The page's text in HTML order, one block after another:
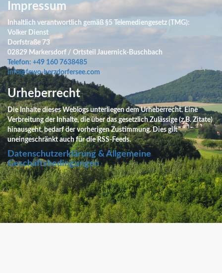
Impressum
Inhaltlich verantwortlich gemäß §5 Telemediengesetz (TMG):
Volker Dienst
Dorfstraße 73
02829 Markersdorf / Ortsteil Jauernick-Buschbach
Telefon: +49 160 7638485
info@fewo-berzdorfersee.com
Urheberrecht
Die Inhalte dieses Weblogs unterliegen dem Urheberrecht. Eine
Verbreitung der Inhalte, die über das gesetzlich Zulässige (z.B. Zitate)
hinausgeht, bedarf der vorherigen Zustimmung. Dies gilt
uneingeschränkt auch für die RSS-Feeds.
Datenschutzerklärung & Allgemeine
Geschäftsbedingungen